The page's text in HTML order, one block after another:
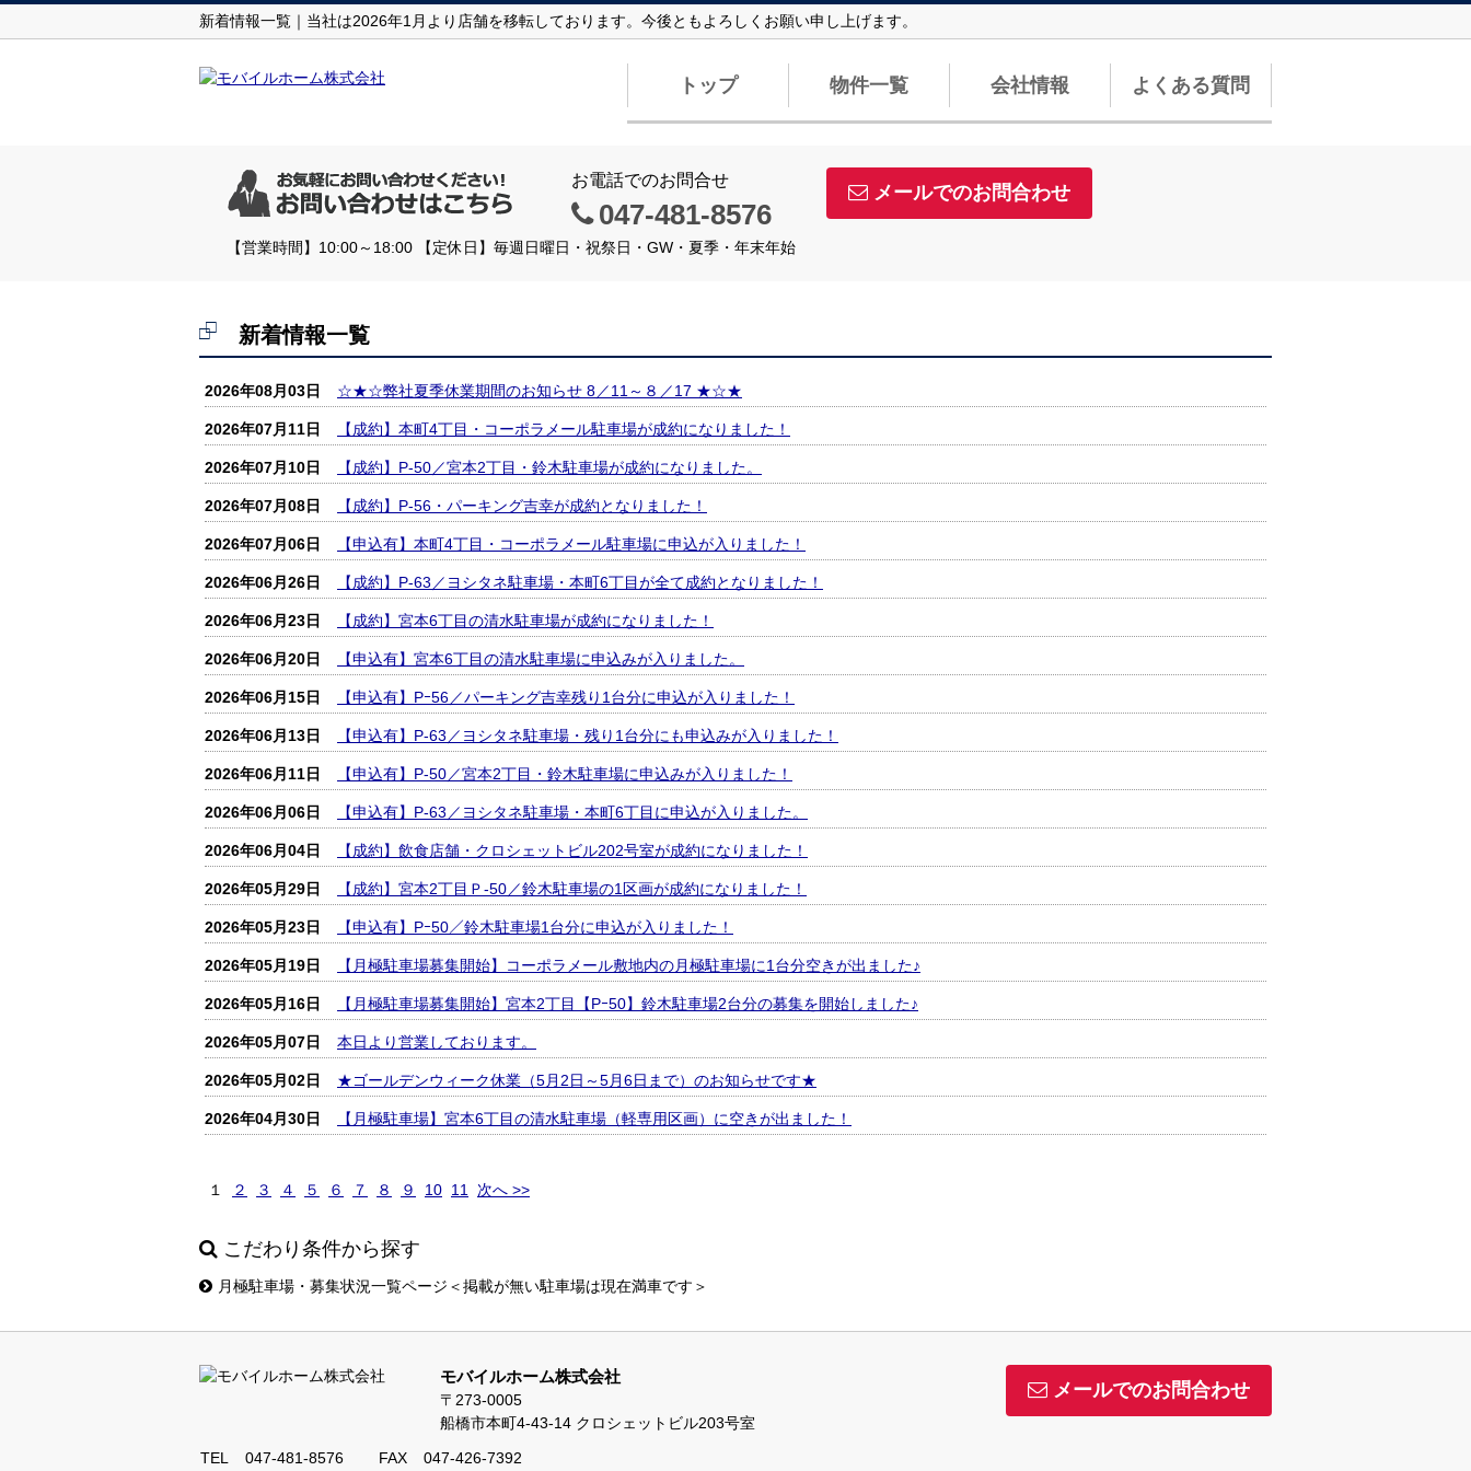
新着情報一覧｜当社は2026年1月より店舗を移転しております。今後ともよろしくお願い申し上げます。
トップ 物件一覧 会社情報 よくある質問
お電話でのお問合せ
047-481-8576
メールでのお問合わせ
【営業時間】10:00～18:00 【定休日】毎週日曜日・祝祭日・GW・夏季・年末年始
新着情報一覧
2026年08月03日 ☆★☆弊社夏季休業期間のお知らせ 8／11～８／17 ★☆★
2026年07月11日 【成約】本町4丁目・コーポラメール駐車場が成約になりました！
2026年07月10日 【成約】P‐50／宮本2丁目・鈴木駐車場が成約になりました。
2026年07月08日 【成約】P-56・パーキング吉幸が成約となりました！
2026年07月06日 【申込有】本町4丁目・コーポラメール駐車場に申込が入りました！
2026年06月26日 【成約】P-63／ヨシタネ駐車場・本町6丁目が全て成約となりました！
2026年06月23日 【成約】宮本6丁目の清水駐車場が成約になりました！
2026年06月20日 【申込有】宮本6丁目の清水駐車場に申込みが入りました。
2026年06月15日 【申込有】Pｰ56／パーキング吉幸残り1台分に申込が入りました！
2026年06月13日 【申込有】P‐63／ヨシタネ駐車場・残り1台分にも申込みが入りました！
2026年06月11日 【申込有】P‐50／宮本2丁目・鈴木駐車場に申込みが入りました！
2026年06月06日 【申込有】P-63／ヨシタネ駐車場・本町6丁目に申込が入りました。
2026年06月04日 【成約】飲食店舗・クロシェットビル202号室が成約になりました！
2026年05月29日 【成約】宮本2丁目Ｐ-50／鈴木駐車場の1区画が成約になりました！
2026年05月23日 【申込有】Pｰ50／鈴木駐車場1台分に申込が入りました！
2026年05月19日 【月極駐車場募集開始】コーポラメール敷地内の月極駐車場に1台分空きが出ました♪
2026年05月16日 【月極駐車場募集開始】宮本2丁目【Pｰ50】鈴木駐車場2台分の募集を開始しました♪
2026年05月07日 本日より営業しております。
2026年05月02日 ★ゴールデンウィーク休業（5月2日～5月6日まで）のお知らせです★
2026年04月30日 【月極駐車場】宮本6丁目の清水駐車場（軽専用区画）に空きが出ました！
１ ２ ３ ４ ５ ６ ７ ８ ９ 10 11 次へ >>
こだわり条件から探す
月極駐車場・募集状況一覧ページ＜掲載が無い駐車場は現在満車です＞
モバイルホーム株式会社
〒273-0005
船橋市本町4-43-14 クロシェットビル203号室
メールでのお問合わせ
TEL 047-481-8576 FAX 047-426-7392